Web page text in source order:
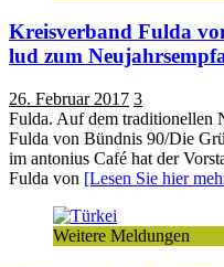
Kreisverband Fulda
lud zum
26. Februar 2017 3
Fulda. Auf dem traditionellen
Fulda von Bündnis 90/Die
im antonius Café hat der
Fulda von [Lesen Sie hier
Weitere Meldungen